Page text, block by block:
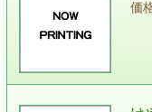
価